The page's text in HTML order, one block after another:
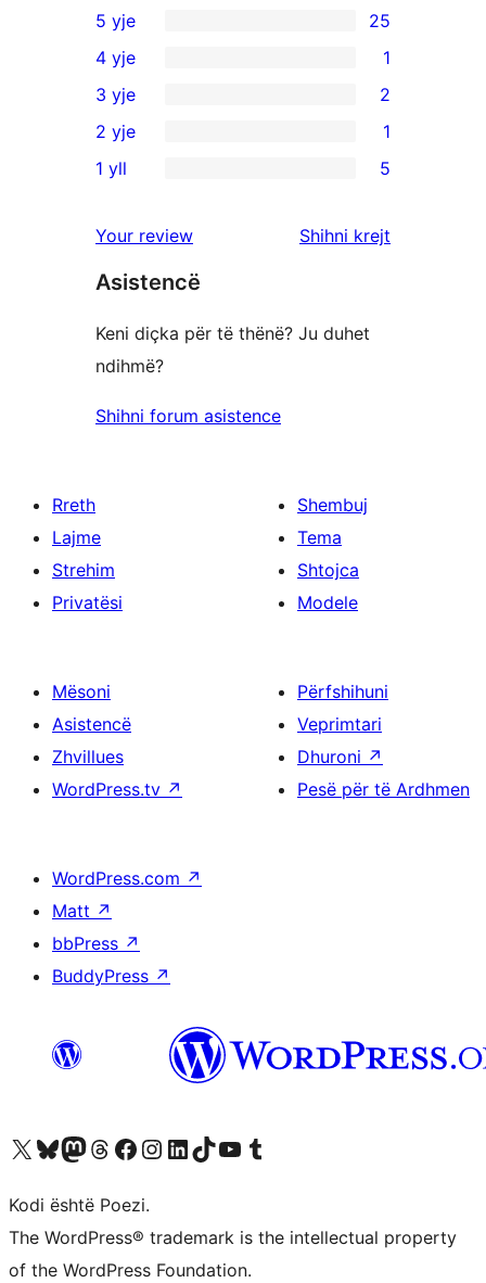
25
shqyrtime
me
5
yje
5 yje 25
shqyrtim
me
4
4 yje 1
2
shqyrtime
me
yje
3 yje 2
shqyrtim
2
yje
2 yje 1
me
1
1 yll 5
Your review Shihni krejt
Asistencë
Keni diçka për të thënë? Ju duhet
ndihmë?
Shihni forum asistence
Rreth
Lajme
Strehim
Privatësi
Shembuj
Tema
Shtojca
Modele
Mësoni
Asistencë
Zhvillues
WordPress.tv ↗
Përfshihuni
Veprimtari
Dhuroni ↗
Pesë për të Ardhmen
WordPress.com ↗
Matt ↗
bbPress ↗
BuddyPress ↗
Vizitoni llogarinë tonë X (ish Twitter)
Vizitoni llogarinë tonë Bluesky
Vizitoni llogarinë tonë Mastodon
Vizitoni llogarinë tonë Threads
Vizitoni faqen tonë në Facebook
Vizitoni llogarinë tonë Instagram
Vizitoni llogarinë tonë LinkedIn
Vizitoni llogarinë tonë TikTok
Vizitoni kanalin tonë YouTube
Vizitoni llogarinë tonë Tumblr
Kodi është Poezi.
The WordPress® trademark is the intellectual property
of the WordPress Foundation.